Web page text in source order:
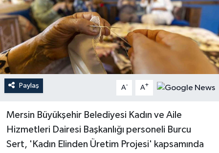
Paylaş A- A+
Mersin Büyükşehir Belediyesi Kadın ve Aile
Hizmetleri Dairesi Başkanlığı personeli Burcu
Sert, 'Kadın Elinden Üretim Projesi' kapsamında
Sağlık
Spor
Sürmanşet
Teknoloji